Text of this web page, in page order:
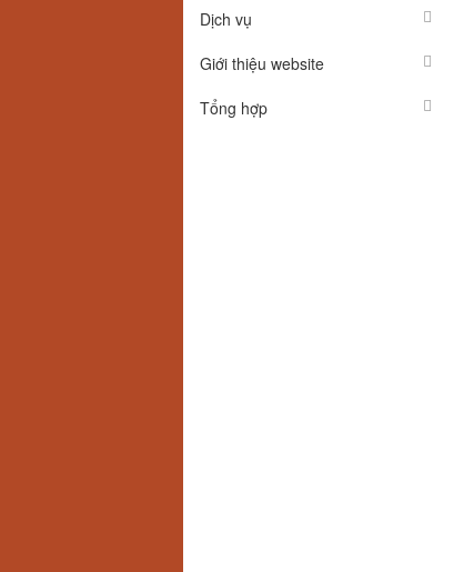
Dịch vụ
Giới thiệu website
Tổng hợp